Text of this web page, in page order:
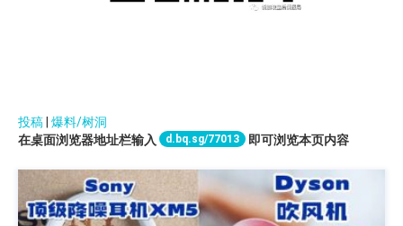
投稿 爆料/树洞
在桌面浏览器地址栏输入
d.bq.sg/77013 即可浏览本页内容